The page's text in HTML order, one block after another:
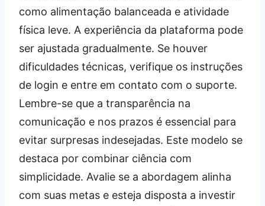
como alimentação balanceada e atividade
física leve. A experiência da plataforma pode
ser ajustada gradualmente. Se houver
dificuldades técnicas, verifique os instruções
de login e entre em contato com o suporte.
Lembre-se que a transparência na
comunicação e nos prazos é essencial para
evitar surpresas indesejadas. Este modelo se
destaca por combinar ciência com
simplicidade. Avalie se a abordagem alinha
com suas metas e esteja disposta a investir